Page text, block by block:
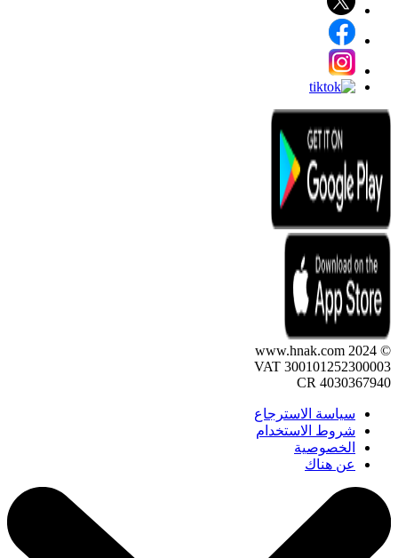
© 2024 www.hnak.com
VAT 300101252300003
CR 4030367940
سياسة الاسترجاع
شروط الاستخدام
الخصوصية
عن هناك